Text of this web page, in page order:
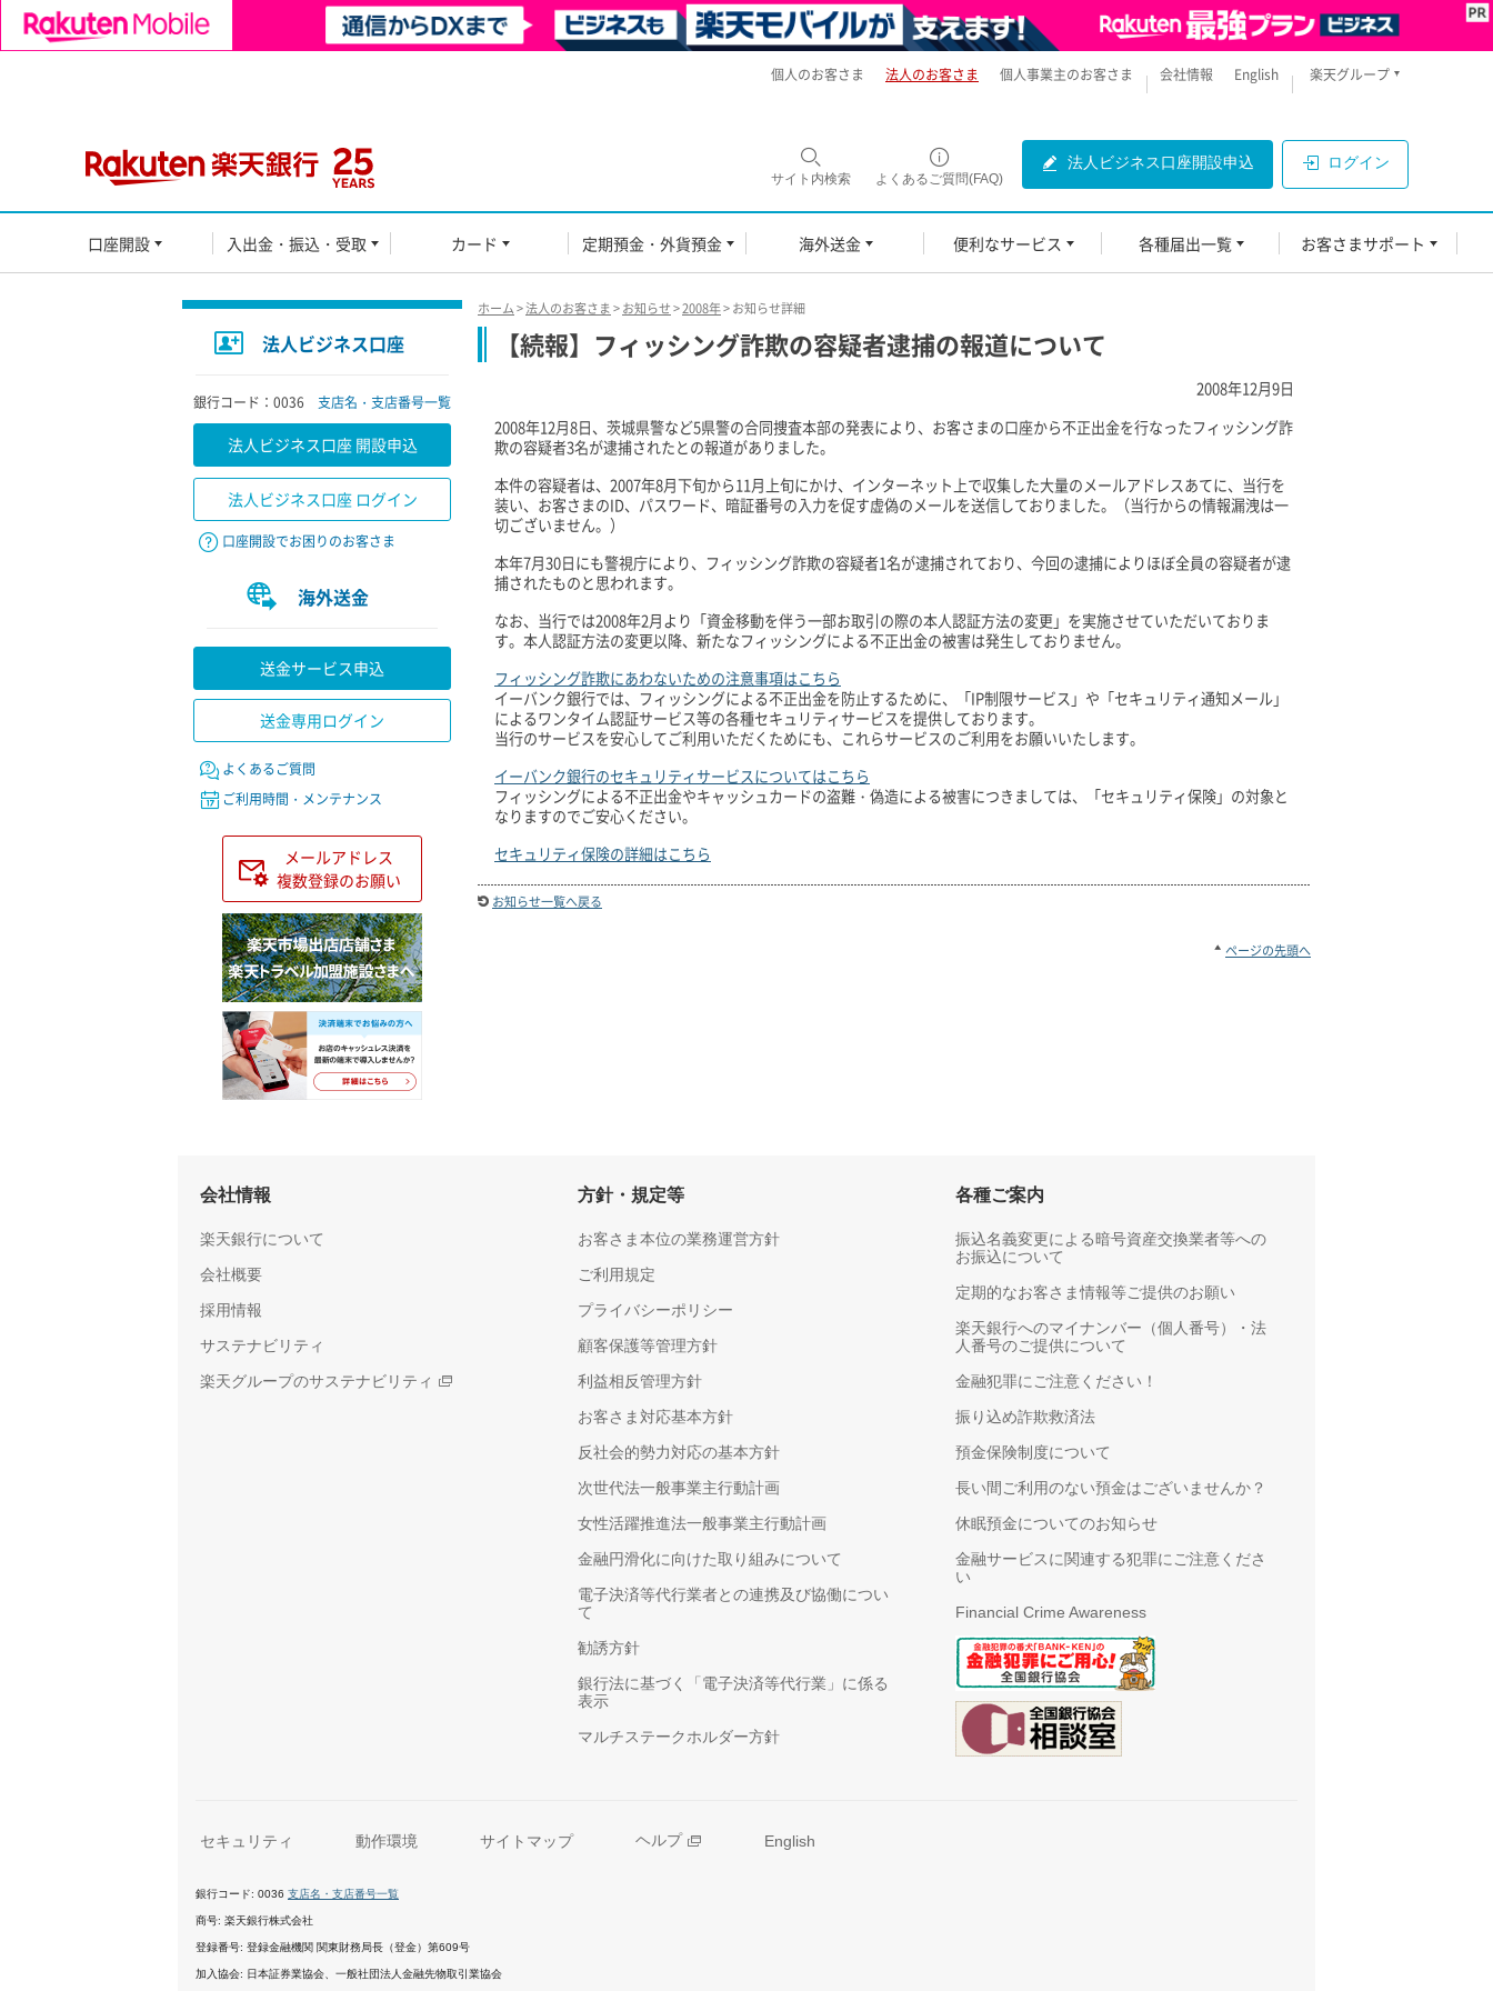
個人のお客さま 法人のお客さま 個人事業主のお客さま 会社情報 English 楽天グループ
サイト内検索 よくあるご質問(FAQ)
法人ビジネス口座開設申込 ログイン
口座開設 入出金・振込・受取 カード 定期預金・外貨預金 海外送金 便利なサービス 各種届出一覧 お客さまサポート
ホーム>法人のお客さま>お知らせ>2008年> お知らせ詳細
【続報】フィッシング詐欺の容疑者逮捕の報道について
2008年12月9日
2008年12月8日、茨城県警など5県警の合同捜査本部の発表により、お客さまの口座から不正出金を行なったフィッシング詐
欺の容疑者3名が逮捕されたとの報道がありました。
本件の容疑者は、2007年8月下旬から11月上旬にかけ、インターネット上で収集した大量のメールアドレスあてに、当行を
装い、お客さまのID、パスワード、暗証番号の入力を促す虚偽のメールを送信しておりました。（当行からの情報漏洩は一
切ございません。）
本年7月30日にも警視庁により、フィッシング詐欺の容疑者1名が逮捕されており、今回の逮捕によりほぼ全員の容疑者が逮
捕されたものと思われます。
なお、当行では2008年2月より「資金移動を伴う一部お取引の際の本人認証方法の変更」を実施させていただいておりま
す。本人認証方法の変更以降、新たなフィッシングによる不正出金の被害は発生しておりません。
フィッシング詐欺にあわないための注意事項はこちら
イーバンク銀行では、フィッシングによる不正出金を防止するために、「IP制限サービス」や「セキュリティ通知メール」
によるワンタイム認証サービス等の各種セキュリティサービスを提供しております。
当行のサービスを安心してご利用いただくためにも、これらサービスのご利用をお願いいたします。
イーバンク銀行のセキュリティサービスについてはこちら
フィッシングによる不正出金やキャッシュカードの盗難・偽造による被害につきましては、「セキュリティ保険」の対象と
なりますのでご安心ください。
セキュリティ保険の詳細はこちら
お知らせ一覧へ戻る
ページの先頭へ
法人ビジネス口座
銀行コード：0036 支店名・支店番号一覧
法人ビジネス口座 開設申込
法人ビジネス口座 ログイン
口座開設でお困りのお客さま
海外送金
送金サービス申込
送金専用ログイン
よくあるご質問
ご利用時間・メンテナンス
メールアドレス
複数登録のお願い
会社情報
楽天銀行について
会社概要
採用情報
サステナビリティ
楽天グループのサステナビリティ
方針・規定等
お客さま本位の業務運営方針
ご利用規定
プライバシーポリシー
顧客保護等管理方針
利益相反管理方針
お客さま対応基本方針
反社会的勢力対応の基本方針
次世代法一般事業主行動計画
女性活躍推進法一般事業主行動計画
金融円滑化に向けた取り組みについて
電子決済等代行業者との連携及び協働につい
て
勧誘方針
銀行法に基づく「電子決済等代行業」に係る
表示
マルチステークホルダー方針
各種ご案内
振込名義変更による暗号資産交換業者等への
お振込について
定期的なお客さま情報等ご提供のお願い
楽天銀行へのマイナンバー（個人番号）・法
人番号のご提供について
金融犯罪にご注意ください！
振り込め詐欺救済法
預金保険制度について
長い間ご利用のない預金はございませんか？
休眠預金についてのお知らせ
金融サービスに関連する犯罪にご注意くださ
い
Financial Crime Awareness
セキュリティ 動作環境 サイトマップ ヘルプ English
銀行コード 0036 支店名・支店番号一覧
商号 楽天銀行株式会社
登録番号 登録金融機関 関東財務局長（登金）第609号
加入協会 日本証券業協会、一般社団法人金融先物取引業協会